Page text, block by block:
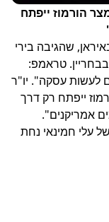
הורמוז ייפתח
מטרות באיראן, שהגיבה בירי
טראמפ:
לעשות עסקה". יו"ר
ייפתח רק דרך
אמריקנים".
עלי חמינאי נחת